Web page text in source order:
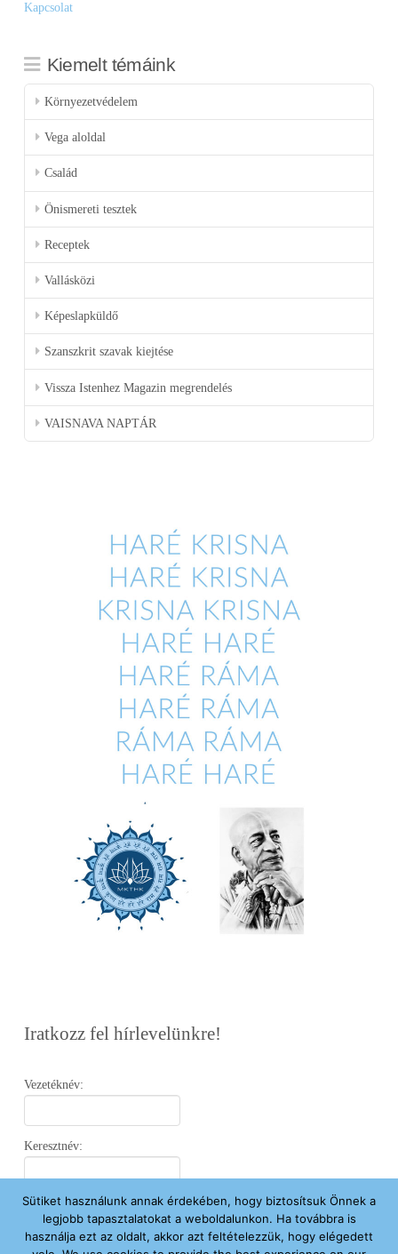
Kapcsolat
Kiemelt témáink
Környezetvédelem
Vega aloldal
Család
Önismereti tesztek
Receptek
Vallásközi
Képeslapküldő
Szanszkrit szavak kiejtése
Vissza Istenhez Magazin megrendelés
VAISNAVA NAPTÁR
Iratkozz fel hírlevelünkre!
Vezetéknév:
Keresztnév:
Email:
Sütiket használunk annak érdekében, hogy biztosítsuk Önnek a
legjobb tapasztalatokat a weboldalunkon. Ha továbbra is
használja ezt az oldalt, akkor azt feltételezzük, hogy elégedett